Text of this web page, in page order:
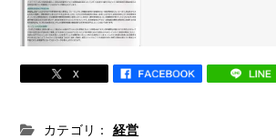
カテゴリ：
経営